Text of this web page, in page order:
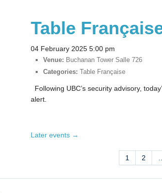
Table
04 February 2025 5:00 pm
Venue: Buchanan Tower Salle 726
Categories: Table Française
Following UBC’s security advisory,
alert.
Later events →
1 2